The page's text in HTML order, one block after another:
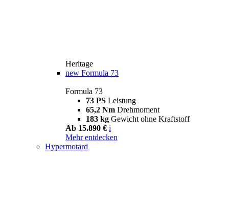
Heritage
new Formula 73
Formula 73
73 PS Leistung
65,2 Nm Drehmoment
183 kg Gewicht ohne Kraftstoff
Ab 15.890 € i
Mehr entdecken
Hypermotard